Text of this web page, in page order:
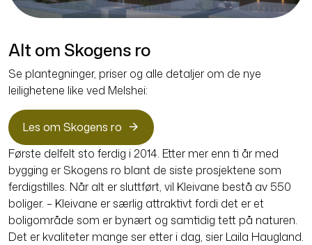
Alt om Skogens ro
Se plantegninger, priser og alle detaljer om de nye
leilighetene like ved Melshei:
Les om Skogens ro
Første delfelt sto ferdig i 2014. Etter mer enn ti år med
bygging er Skogens ro blant de siste prosjektene som
ferdigstilles. Når alt er sluttført, vil Kleivane bestå av 550
boliger. – Kleivane er særlig attraktivt fordi det er et
boligområde som er bynært og samtidig tett på naturen.
Det er kvaliteter mange ser etter i dag, sier Laila Haugland.